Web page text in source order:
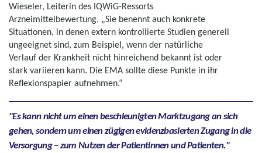
Wieseler, Leiterin des IQWiG-Ressorts
Arzneimittelbewertung. „Sie benennt auch konkrete
Situationen, in denen extern kontrollierte Studien generell
ungeeignet sind, zum Beispiel, wenn der natürliche
Verlauf der Krankheit nicht hinreichend bekannt ist oder
stark variieren kann. Die EMA sollte diese Punkte in ihr
Reflexionspapier aufnehmen.“
Es kann nicht um einen beschleunigten Marktzugang an sich
gehen, sondern um einen zügigen evidenzbasierten Zugang in die
Versorgung – zum Nutzen der Patientinnen und Patienten.